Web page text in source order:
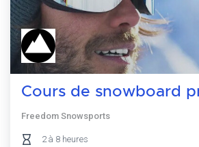
Cours de snowboard
Freedom Snowsports
2 à 8 heures